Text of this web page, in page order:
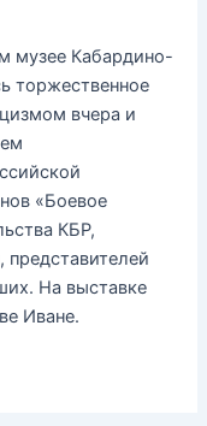
музее Кабардино-
торжественное
вчера и
«Боевое
КБР,
представителей
На выставке
Иване.